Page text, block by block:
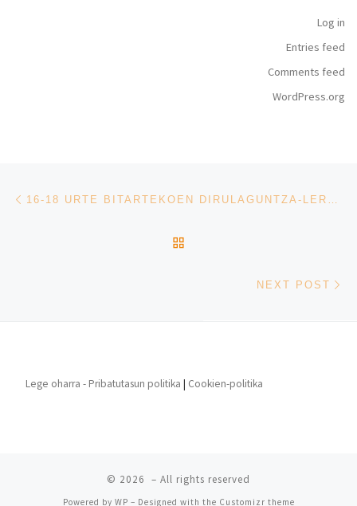
Log in
Entries feed
Comments feed
WordPress.org
Post navigation
NEXT POST
Lege oharra - Pribatutasun politika | Cookien-politika
© 2026 – All rights reserved
Powered by WP – Designed with the Customizr theme